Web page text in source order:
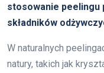
stosowanie peelingu
składników
W naturalnych
natury, takich jak